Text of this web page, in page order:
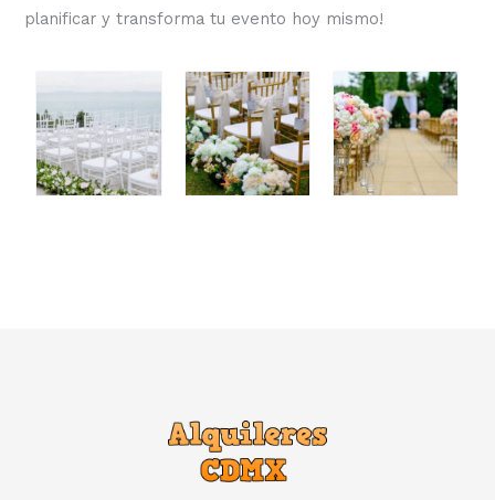
planificar y transforma tu evento hoy mismo!